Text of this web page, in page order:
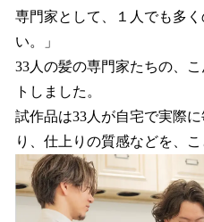
専門家として、１人でも多
い。」
33人の髪の専門家たちの、
トしました。
試作品は33人が自宅で実際
り、仕上りの質感などを、